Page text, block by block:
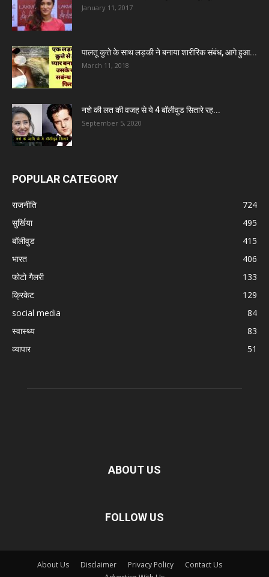
January 11, 2017
पालतू कुत्ते के साथ लड़की ने बनाया शारीरिक संबंध, आगे हुआ...
March 11, 2018
नशे की लत की वजह से ये 4 बॉलीवुड सितारे रह...
September 5, 2020
POPULAR CATEGORY
राजनीति
724
सुर्खिया
495
बॉलीवुड
415
भारत
406
फोटो गैलरी
133
क्रिकेट
129
social media
84
स्वास्थ्य
83
व्यापार
51
ABOUT US
FOLLOW US
About Us Disclaimer Privacy Policy
Contact Us